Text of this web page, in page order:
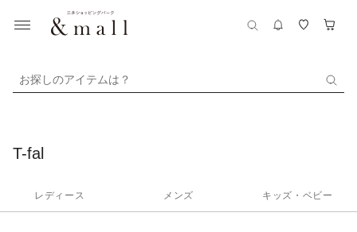
お探しのアイテムは？
T-fal
レディース メンズ キッズ・ベビー